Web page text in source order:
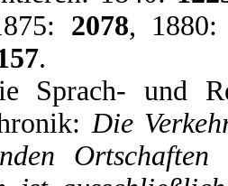
2078,
.
Sprach- und
Die